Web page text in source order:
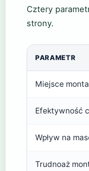
Cztery
strony.
PARAMETR
Miejsce
Efektywność
Wpływ na
Trudnoaż